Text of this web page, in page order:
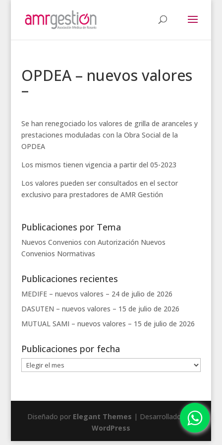
OPDEA – nuevos valores
–
Se han renegociado los valores de grilla de aranceles y
prestaciones moduladas con la Obra Social de la
OPDEA
Los mismos tienen vigencia a partir del 05-2023
Los valores pueden ser consultados en el sector
exclusivo para prestadores de AMR Gestión
Publicaciones por Tema
Nuevos Convenios con Autorización Nuevos
Convenios Normativas
Publicaciones recientes
MEDIFE – nuevos valores – 24 de julio de 2026
DASUTEN – nuevos valores – 15 de julio de 2026
MUTUAL SAMI – nuevos valores – 15 de julio de 2026
Publicaciones por fecha
Publicaciones
por
Diseñado por Elegant Themes | Desarrollado por
WordPress